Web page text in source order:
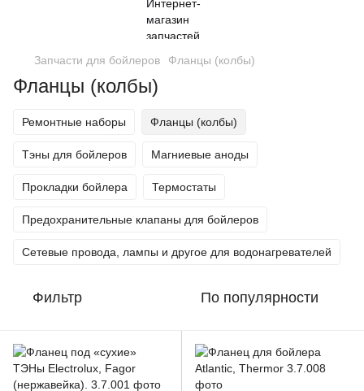
Запчасти для бойлеров Фланцы (колбы)
Фланцы (колбы)
Ремонтные наборы Фланцы (колбы)
Тэны для бойлеров Магниевые аноды
Прокладки бойлера Термостаты
Предохранительные клапаны для бойлеров
Сетевые провода, лампы и другое для водонагревателей
Фильтр По популярности